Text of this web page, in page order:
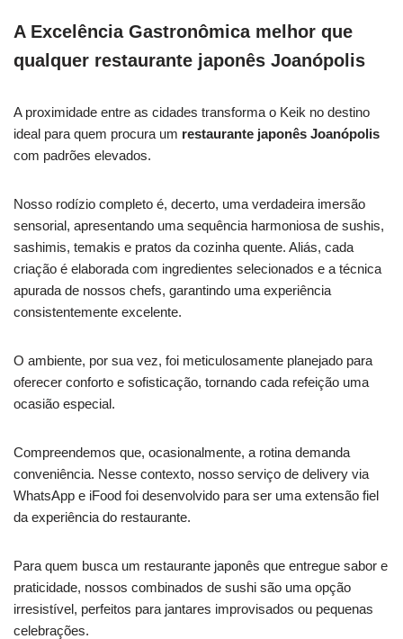
A Excelência Gastronômica melhor que
qualquer restaurante japonês Joanópolis
A proximidade entre as cidades transforma o Keik no destino
ideal para quem procura um restaurante japonês Joanópolis
com padrões elevados.
Nosso rodízio completo é, decerto, uma verdadeira imersão
sensorial, apresentando uma sequência harmoniosa de sushis,
sashimis, temakis e pratos da cozinha quente. Aliás, cada
criação é elaborada com ingredientes selecionados e a técnica
apurada de nossos chefs, garantindo uma experiência
consistentemente excelente.
O ambiente, por sua vez, foi meticulosamente planejado para
oferecer conforto e sofisticação, tornando cada refeição uma
ocasião especial.
Compreendemos que, ocasionalmente, a rotina demanda
conveniência. Nesse contexto, nosso serviço de delivery via
WhatsApp e iFood foi desenvolvido para ser uma extensão fiel
da experiência do restaurante.
Para quem busca um restaurante japonês que entregue sabor e
praticidade, nossos combinados de sushi são uma opção
irresistível, perfeitos para jantares improvisados ou pequenas
celebrações.